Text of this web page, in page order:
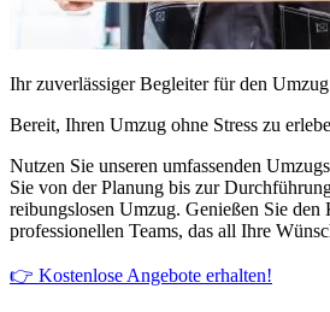
Ihr zuverlässiger Begleiter für den
Bereit, Ihren Umzug ohne Stress zu
Nutzen Sie unseren umfassenden
Sie von der Planung bis zur
reibungslosen Umzug. Genießen Sie den
professionellen Teams, das all Ihre
👉 Kostenlose Angebote erhalten!